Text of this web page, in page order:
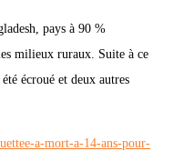
pays à 90 %
milieux ruraux. Suite à ce
écroué et deux autres
a-mort-a-14-ans-pour-